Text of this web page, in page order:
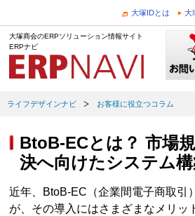
大塚IDとは 大
大塚商会のERPソリューション情報サイト
ERPナビ
ライフデザインナビ お客様に役立つコラム
BtoB-ECとは？ 市場
決へ向けたシステム
近年、BtoB-EC（企業間電子商取引
が、その導入にはさまざまなメリッ